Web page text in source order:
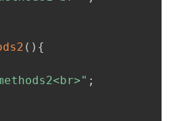
( ) {
;